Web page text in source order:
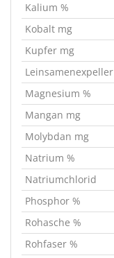
Kalium %
Kobalt mg
Kupfer mg
Leinsamenexpeller
Magnesium %
Mangan mg
Molybdan mg
Natrium %
Natriumchlorid
Phosphor %
Rohasche %
Rohfaser %